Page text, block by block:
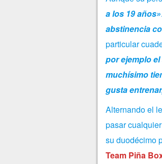
a los 19 años»
abstinencia
particular
por ejemplo
muchísimo
gusta
Alternando el
pasar
su duodécimo
Team Piña